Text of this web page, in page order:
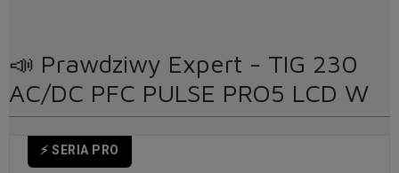
📣 Prawdziwy Expert - TIG 230
AC/DC PFC PULSE PRO5 LCD W
⚡ SERIA PRO